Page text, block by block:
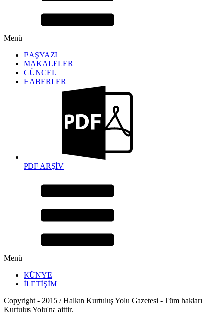
Menü
BAŞYAZI
MAKALELER
GÜNCEL
HABERLER
PDF ARŞİV
Menü
KÜNYE
İLETİŞİM
Copyright - 2015 / Halkın Kurtuluş Yolu Gazetesi - Tüm hakları
Kurtuluş Yolu'na aittir.